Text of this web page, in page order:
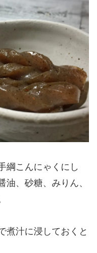
綱こんにゃくにし
油、砂糖、みりん、
煮汁に浸しておくと